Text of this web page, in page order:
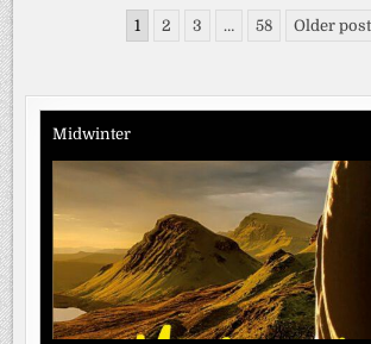
HEISSE D
ICHEL S
IEHT H
UT –
E
NDE S
AUER A
UF S
EIN T
EAM: „
BRUTAL S
CHLECHTE 1
. H
ALBZEIT“
Seitennummerierung
Beiträge
1 2 3 … 58 Older
Midwinter